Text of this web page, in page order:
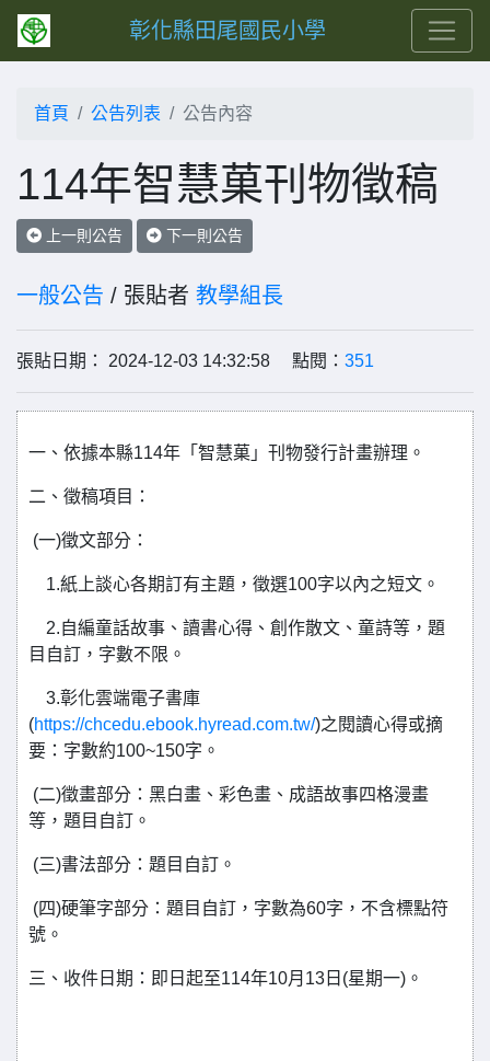
彰化縣田尾國民小學
首頁 公告列表 公告內容
114年智慧菓刊物徵稿
上一則公告 下一則公告
一般公告 / 張貼者 教學組長
張貼日期： 2024-12-03 14:32:58 點閱： 351
一、依據本縣114年「智慧菓」刊物發行計畫辦理。
二、徵稿項目：
(一)徵文部分：
1.紙上談心各期訂有主題，徵選100字以內之短文。
2.自編童話故事、讀書心得、創作散文、童詩等，題
目自訂，字數不限。
3.彰化雲端電子書庫
(https://chcedu.ebook.hyread.com.tw/)之閱讀心得或摘
要：字數約100~150字。
(二)徵畫部分：黑白畫、彩色畫、成語故事四格漫畫
等，題目自訂。
(三)書法部分：題目自訂。
(四)硬筆字部分：題目自訂，字數為60字，不含標點符
號。
三、收件日期：即日起至114年10月13日(星期一)。